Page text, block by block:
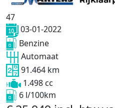
47
03-01-2022
Benzine
Automaat
91.464 km
1.498 cc
6 l/100km